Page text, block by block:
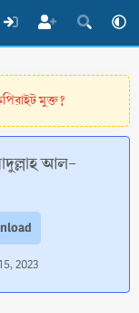
মুক্ত?
আল-
2023